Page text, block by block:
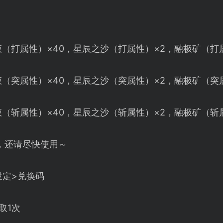
打属性）×40，星辰之沙（打属性）×2，融极矿（打
突属性）×40，星辰之沙（突属性）×2，融极矿（突
斩属性）×40，星辰之沙（斩属性）×2，融极矿（斩
请尽快使用～
>兑换码
1次